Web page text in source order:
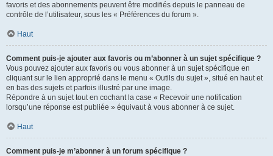
favoris et des abonnements peuvent être modifiés depuis le panneau de
contrôle de l’utilisateur, sous les « Préférences du forum ».
Haut
Comment puis-je ajouter aux favoris ou m’abonner à un sujet spécifique ?
Vous pouvez ajouter aux favoris ou vous abonner à un sujet spécifique en
cliquant sur le lien approprié dans le menu « Outils du sujet », situé en haut et
en bas des sujets et parfois illustré par une image.
Répondre à un sujet tout en cochant la case « Recevoir une notification
lorsqu’une réponse est publiée » équivaut à vous abonner à ce sujet.
Haut
Comment puis-je m’abonner à un forum spécifique ?